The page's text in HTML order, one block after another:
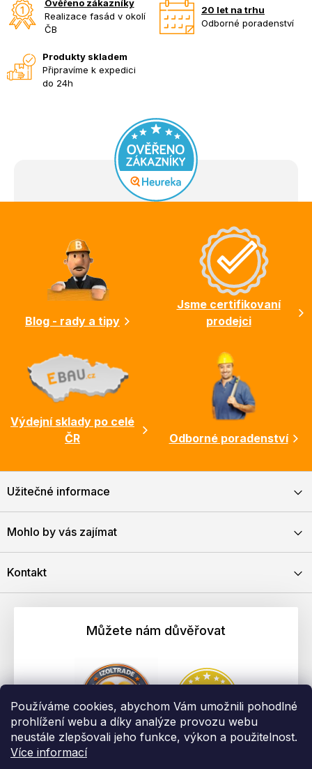
Používáme cookies, abychom Vám umožnili pohodlné
prohlížení webu a díky analýze provozu webu
neustále zlepšovali jeho funkce, výkon a použitelnost.
Více informací
Ověřeno zákazníky
Realizace fasád v okolí
ČB
20 let na trhu
Odborné poradenství
Produkty skladem
Připravíme k expedici
do 24h
Blog - rady a tipy
Jsme certifikovaní
prodejci
Výdejní sklady po celé
ČR
Odborné poradenství
Užitečné informace
Mohlo by vás zajímat
Kontakt
Můžete nám důvěřovat